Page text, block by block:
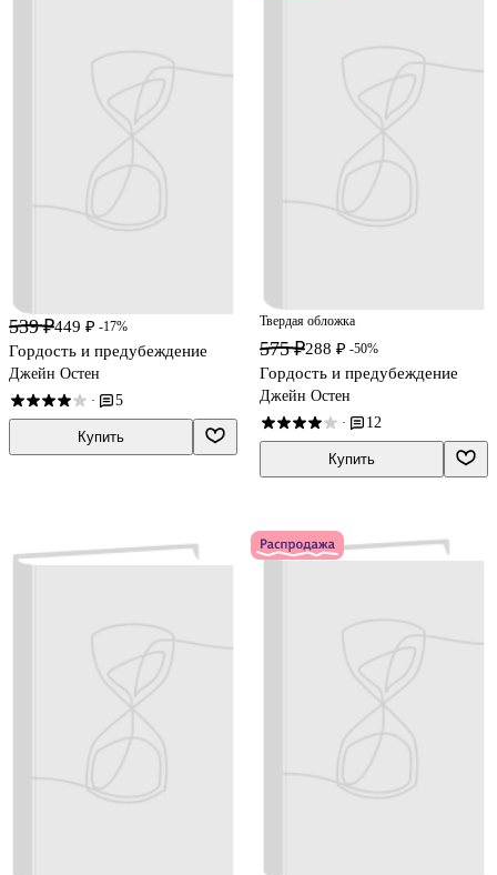
539 ₽449 ₽ -17%
Гордость и предубеждение
Джейн Остен
· 5
Купить
Твердая обложка
575 ₽288 ₽ -50%
Гордость и предубеждение
Джейн Остен
· 12
Купить